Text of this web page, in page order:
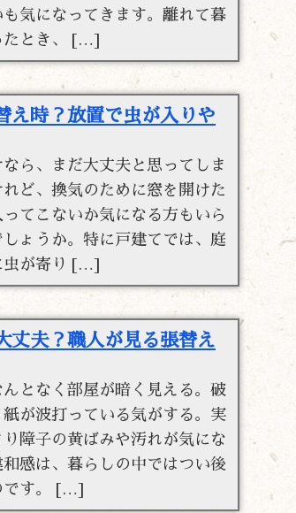
気になってきます。離れて暮
たとき、 […]
え時？放置で虫が入りや
ら、まだ大丈夫と思ってしま
ど、換気のために窓を開けた
てこないか気になる方もいら
ょうか。特に戸建てでは、庭
虫が寄り […]
丈夫？職人が見る張替え
となく部屋が暗く見える。破
が波打っている気がする。実
障子の黄ばみや汚れが気にな
感は、暮らしの中ではつい後
です。 […]